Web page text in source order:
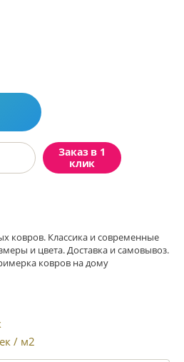
Заказ в 1
клик
ковров. Классика и современные
и цвета. Доставка и самовывоз.
ковров на дому
/ м2